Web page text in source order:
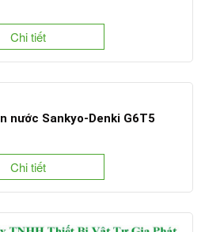
Chi tiết
nước Sankyo-Denki G6T5
Chi tiết